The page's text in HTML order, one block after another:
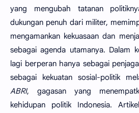
yang mengubah tatanan
dukungan penuh dari militer,
mengamankan kekuasaan dan
sebagai agenda utamanya. Dalam
lagi berperan hanya sebagai
sebagai kekuatan sosial-politik
ABRI, gagasan yang
kehidupan politik Indonesia.